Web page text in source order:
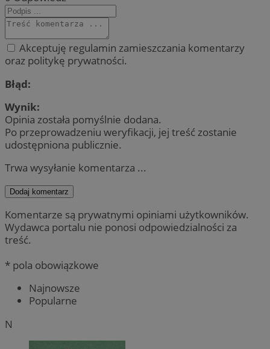
Akceptuję regulamin zamieszczania komentarzy
oraz politykę prywatności.
Błąd:
Wynik:
Opinia została pomyślnie dodana.
Po przeprowadzeniu weryfikacji, jej treść zostanie
udostępniona publicznie.
Trwa wysyłanie komentarza ...
Dodaj komentarz
Komentarze są prywatnymi opiniami użytkowników.
Wydawca portalu nie ponosi odpowiedzialności za
treść.
* pola obowiązkowe
Najnowsze
Popularne
N